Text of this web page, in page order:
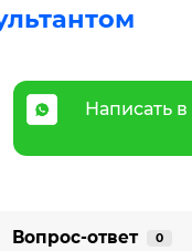
Написать
Вопрос-ответ 0